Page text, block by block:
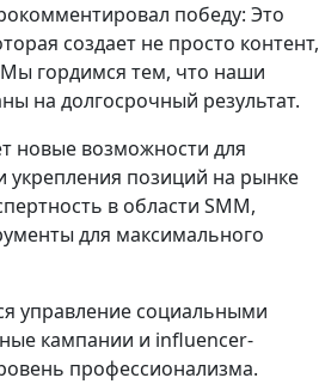
победу: Это
создает не просто контент,
гордимся тем, что наши
на долгосрочный результат.
новые возможности для
укрепления позиций на рынке
в области SMM,
для максимального
управление социальными
кампании и influencer-
профессионализма.